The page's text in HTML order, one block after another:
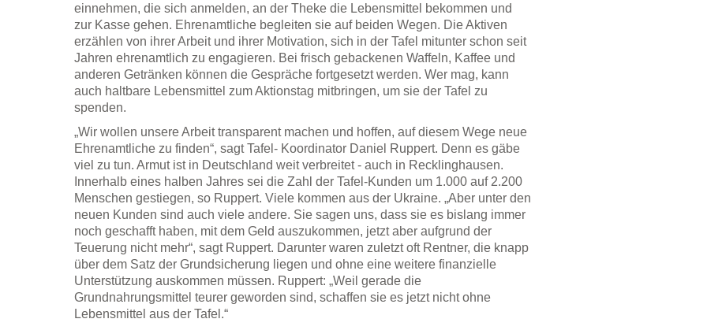
einnehmen, die sich anmelden, an der Theke die Lebensmittel bekommen und
zur Kasse gehen. Ehrenamtliche begleiten sie auf beiden Wegen. Die Aktiven
erzählen von ihrer Arbeit und ihrer Motivation, sich in der Tafel mitunter schon seit
Jahren ehrenamtlich zu engagieren. Bei frisch gebackenen Waffeln, Kaffee und
anderen Getränken können die Gespräche fortgesetzt werden. Wer mag, kann
auch haltbare Lebensmittel zum Aktionstag mitbringen, um sie der Tafel zu
spenden.
„Wir wollen unsere Arbeit transparent machen und hoffen, auf diesem Wege neue
Ehrenamtliche zu finden“, sagt Tafel- Koordinator Daniel Ruppert. Denn es gäbe
viel zu tun. Armut ist in Deutschland weit verbreitet - auch in Recklinghausen.
Innerhalb eines halben Jahres sei die Zahl der Tafel-Kunden um 1.000 auf 2.200
Menschen gestiegen, so Ruppert. Viele kommen aus der Ukraine. „Aber unter den
neuen Kunden sind auch viele andere. Sie sagen uns, dass sie es bislang immer
noch geschafft haben, mit dem Geld auszukommen, jetzt aber aufgrund der
Teuerung nicht mehr“, sagt Ruppert. Darunter waren zuletzt oft Rentner, die knapp
über dem Satz der Grundsicherung liegen und ohne eine weitere finanzielle
Unterstützung auskommen müssen. Ruppert: „Weil gerade die
Grundnahrungsmittel teurer geworden sind, schaffen sie es jetzt nicht ohne
Lebensmittel aus der Tafel.“